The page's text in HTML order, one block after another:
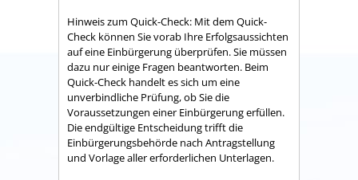
Hinweis zum Quick-Check: Mit dem Quick-
Check können Sie vorab Ihre Erfolgsaussichten
auf eine Einbürgerung überprüfen. Sie müssen
dazu nur einige Fragen beantworten. Beim
Quick-Check handelt es sich um eine
unverbindliche Prüfung, ob Sie die
Voraussetzungen einer Einbürgerung erfüllen.
Die endgültige Entscheidung trifft die
Einbürgerungsbehörde nach Antragstellung
und Vorlage aller erforderlichen Unterlagen.